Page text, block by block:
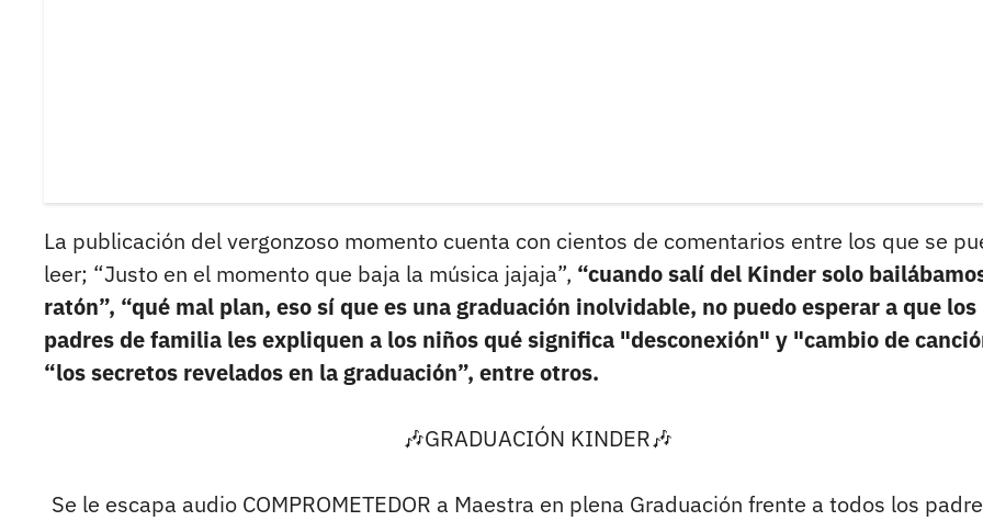
La publicación del vergonzoso momento cuenta con cientos de comentarios entre los que se
leer; “Justo en el momento que baja la música jajaja”, “cuando salí del Kinder solo
ratón”, “qué mal plan, eso sí que es una graduación inolvidable, no puedo esperar a que los
padres de familia les expliquen a los niños qué significa "desconexión" y "cambio de
“los secretos revelados en la graduación”, entre otros.
🎶GRADUACIÓN KINDER🎶
Se le escapa audio COMPROMETEDOR a Maestra en plena Graduación frente a todos los